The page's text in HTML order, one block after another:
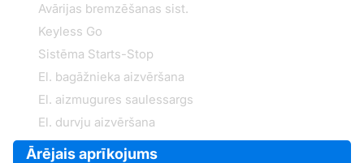
Avārijas bremzēšanas sist.
Keyless Go
Sistēma Starts-Stop
El. bagāžnieka aizvēršana
El. aizmugures saulessargs
El. durvju aizvēršana
Ārējais aprīkojums